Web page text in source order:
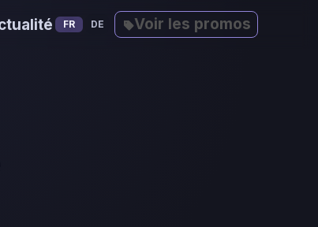
FR DE Voir les promos